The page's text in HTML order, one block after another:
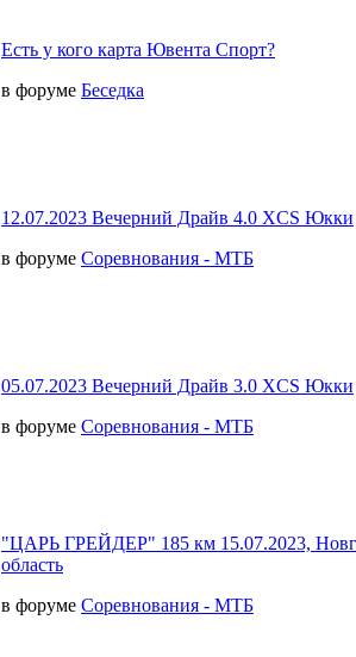
Есть у кого карта Ювента Спорт?
в форуме Беседка
12.07.2023 Вечерний Драйв 4.0 XCS Юкки
в форуме Соревнования - МТБ
05.07.2023 Вечерний Драйв 3.0 XCS Юкки
в форуме Соревнования - МТБ
"ЦАРЬ ГРЕЙДЕР" 185 км 15.07.2023,
область
в форуме Соревнования - МТБ